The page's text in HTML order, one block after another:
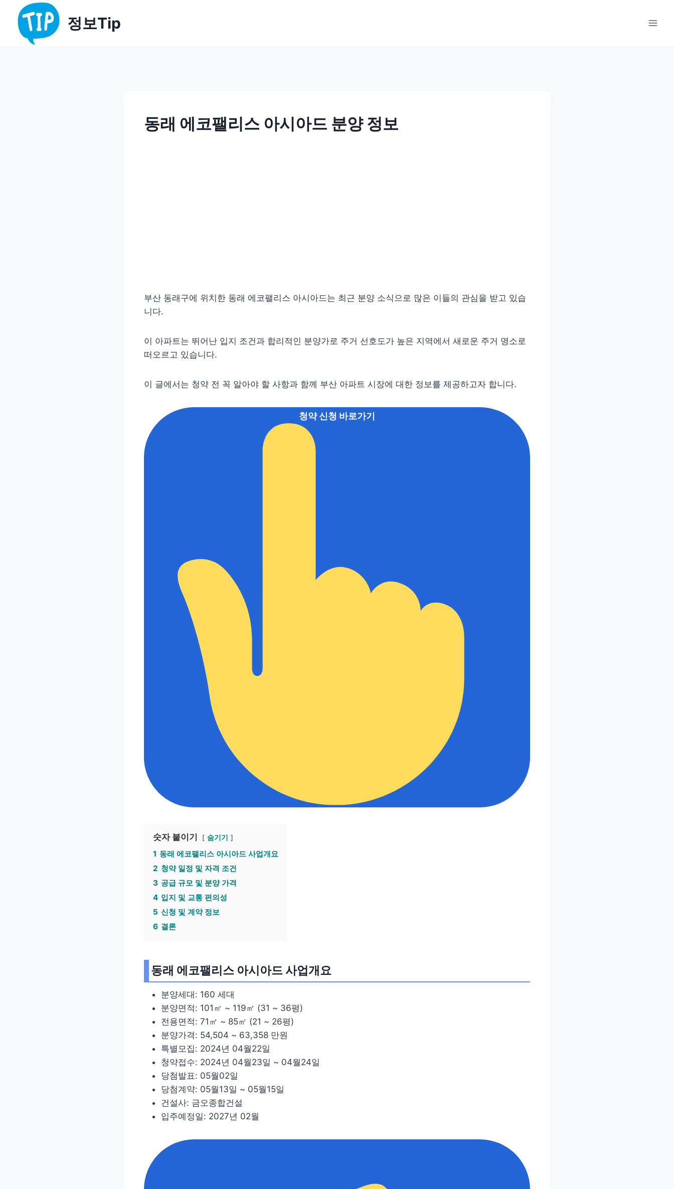
content
정보Tip
동래 에코팰리스 아시아드 분양 정보
부산 동래구에 위치한 동래 에코팰리스 아시아드는 최근 분양 소식으로 많은 이들의 관심을 받고 있습
니다.
이 아파트는 뛰어난 입지 조건과 합리적인 분양가로 주거 선호도가 높은 지역에서 새로운 주거 명소로
떠오르고 있습니다.
이 글에서는 청약 전 꼭 알아야 할 사항과 함께 부산 아파트 시장에 대한 정보를 제공하고자 합니다.
청약 신청 바로가기
숫자 붙이기 숨기기
1 동래 에코팰리스 아시아드 사업개요
2 청약 일정 및 자격 조건
3 공급 규모 및 분양 가격
4 입지 및 교통 편의성
5 신청 및 계약 정보
6 결론
동래 에코팰리스 아시아드 사업개요
분양세대: 160 세대
분양면적: 101㎡ ~ 119㎡ (31 ~ 36평)
전용면적: 71㎡ ~ 85㎡ (21 ~ 26평)
분양가격: 54,504 ~ 63,358 만원
특별모집: 2024년 04월22일
청약접수: 2024년 04월23일 ~ 04월24일
당첨발표: 05월02일
당첨계약: 05월13일 ~ 05월15일
건설사: 금오종합건설
입주예정일: 2027년 02월